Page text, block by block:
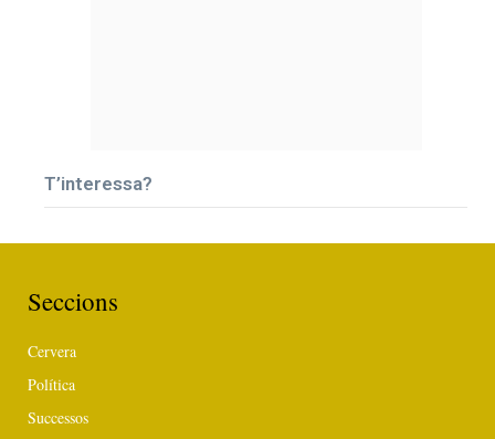
T’interessa?
Seccions
Cervera
Política
Successos